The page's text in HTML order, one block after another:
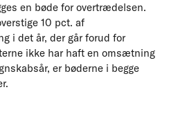
en bøde for overtrædelsen.
10 pct. af
i det år, der går forud for
ikke har haft en omsætning
er bøderne i begge